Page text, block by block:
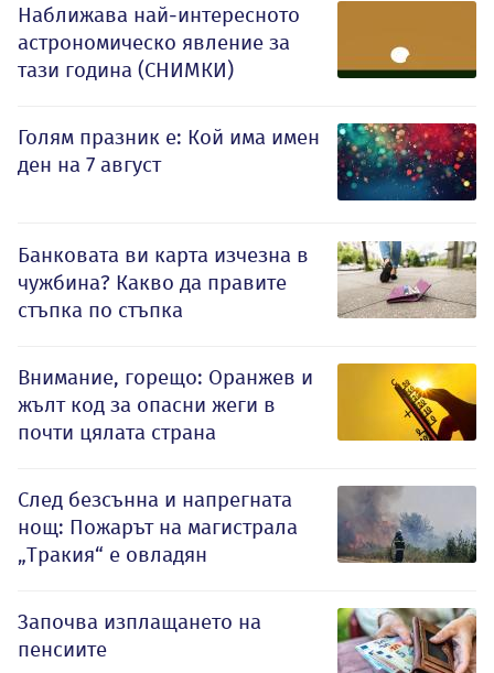
Наближава най-интересното
астрономическо явление за
тази година (СНИМКИ)
Голям празник е: Кой има имен
ден на 7 август
Банковата ви карта изчезна в
чужбина? Какво да правите
стъпка по стъпка
Внимание, горещо: Оранжев и
жълт код за опасни жеги в
почти цялата страна
След безсънна и напрегната
нощ: Пожарът на магистрала
„Тракия“ е овладян
Започва изплащането на
пенсиите